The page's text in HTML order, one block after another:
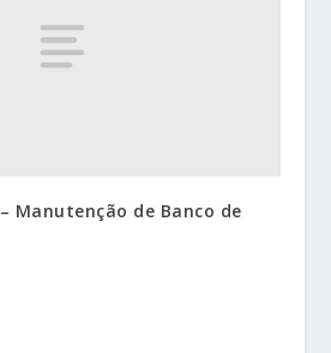
Manutenção de Banco de